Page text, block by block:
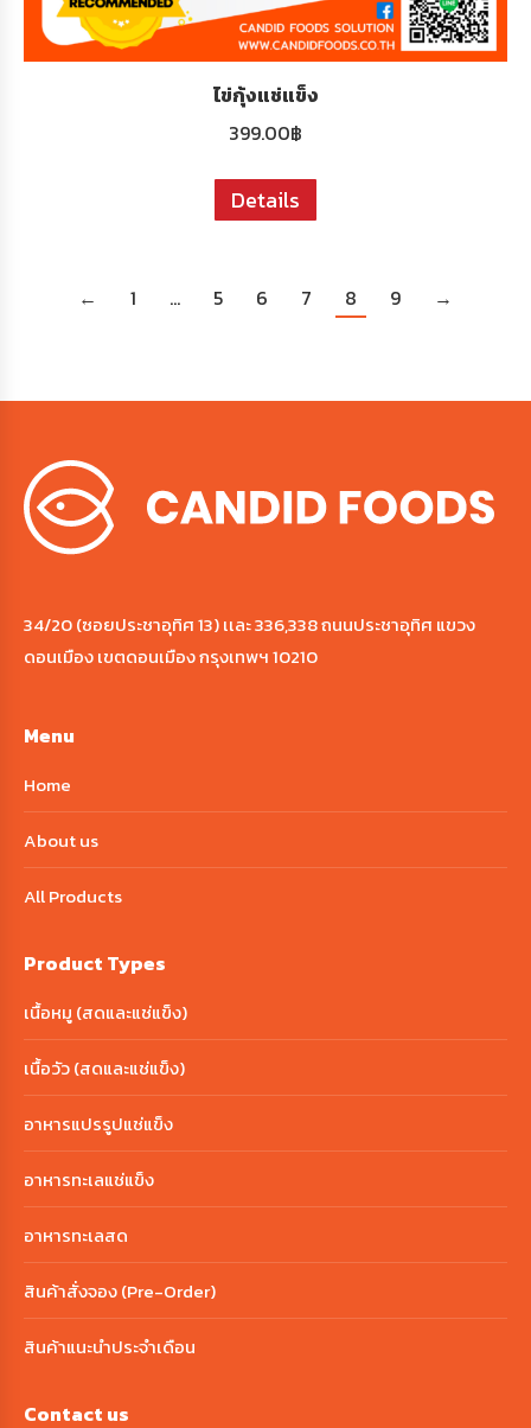
ไข่กุ้งแช่แข็ง
399.00฿
Details
← 1 … 5 6 7 8 9 →
34/20 (ซอยประชาอุทิศ 13) เเละ 336,338 ถนนประชาอุทิศ แขวง
ดอนเมือง เขตดอนเมือง กรุงเทพฯ 10210
Menu
Home
About us
All Products
Product Types
เนื้อหมู (สดและแช่แข็ง)
เนื้อวัว (สดและแช่แข็ง)
อาหารแปรรูปแช่แข็ง
อาหารทะเลแช่แข็ง
อาหารทะเลสด
สินค้าสั่งจอง (Pre-Order)
สินค้าแนะนำประจำเดือน
Contact us